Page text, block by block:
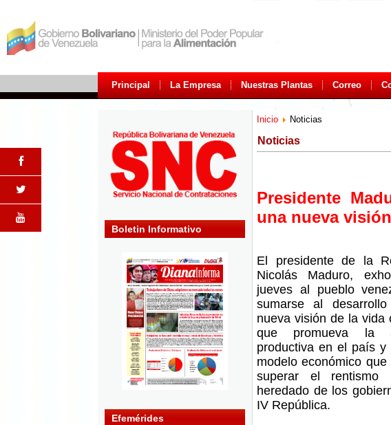
Principal La Empresa Nuestras Plantas Correo
Boletin Informativo
Efemérides
Inicio Noticias
Noticias
Presidente
una nueva
El presidente de la
Nicolás Maduro,
jueves al pueblo
sumarse al
nueva visión de la vida
que promueva la
productiva en el país y
modelo económico que
superar el rentismo
heredado de los
IV República.